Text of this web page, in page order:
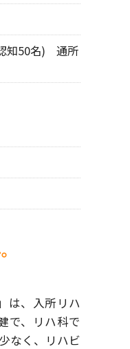
知50名) 通所
は、入所リハ
で、リハ科で
なく、リハビ